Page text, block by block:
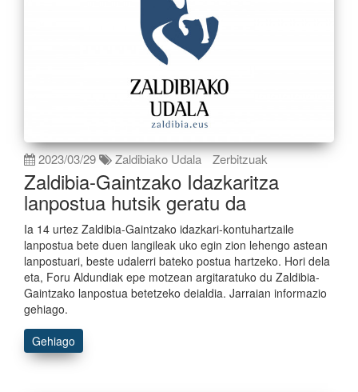
2023/03/29 Zaldibiako Udala Zerbitzuak
Zaldibia-Gaintzako Idazkaritza
lanpostua hutsik geratu da
Ia 14 urtez Zaldibia-Gaintzako idazkari-kontuhartzaile
lanpostua bete duen langileak uko egin zion lehengo astean
lanpostuari, beste udalerri bateko postua hartzeko. Hori dela
eta, Foru Aldundiak epe motzean argitaratuko du Zaldibia-
Gaintzako lanpostua betetzeko deialdia. Jarraian informazio
gehiago.
Gehiago